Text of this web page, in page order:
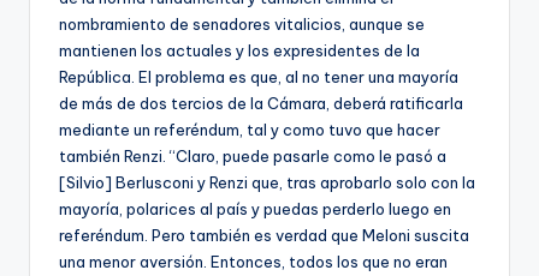
nombramiento de senadores vitalicios, aunque se
mantienen los actuales y los expresidentes de la
República. El problema es que, al no tener una mayoría
de más de dos tercios de la Cámara, deberá ratificarla
mediante un referéndum, tal y como tuvo que hacer
también Renzi. “Claro, puede pasarle como le pasó a
[Silvio] Berlusconi y Renzi que, tras aprobarlo solo con la
mayoría, polarices al país y puedas perderlo luego en
referéndum. Pero también es verdad que Meloni suscita
una menor aversión. Entonces, todos los que no eran